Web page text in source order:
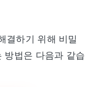
결하기 위해 비밀
방법은 다음과 같습